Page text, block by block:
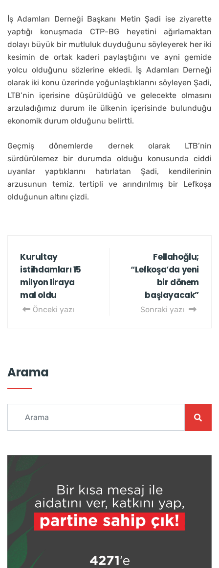
İş Adamları Derneği Başkanı Metin Şadi ise ziyarette
yaptığı konuşmada CTP-BG heyetini ağırlamaktan
dolayı büyük bir mutluluk duyduğunu söyleyerek her iki
kesimin de ortak kaderi paylaştığını ve ayni gemide
yolcu olduğunu sözlerine ekledi. İş Adamları Derneği
olarak iki konu üzerinde yoğunlaştıklarını söyleyen Şadi,
LTB’nin içerisine düşürüldüğü ve gelecekte olmasını
arzuladığımız durum ile ülkenin içerisinde bulunduğu
ekonomik durum olduğunu belirtti.
Geçmiş dönemlerde dernek olarak LTB’nin
sürdürülemez bir durumda olduğu konusunda ciddi
uyarılar yaptıklarını hatırlatan Şadi, kendilerinin
arzusunun temiz, tertipli ve arındırılmış bir Lefkoşa
olduğunun altını çizdi.
Kurultay
istihdamları 15
milyon liraya
mal oldu
Önceki yazı
Fellahoğlu;
“Lefkoşa’da yeni
bir dönem
başlayacak”
Sonraki yazı
Arama